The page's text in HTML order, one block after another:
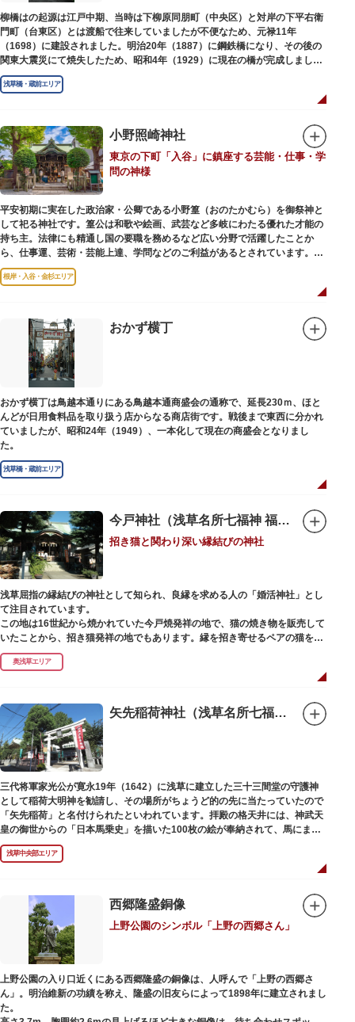
柳橋はの起源は江戸中期、当時は下柳原同朋町（中央区）と対岸の下平右衛
門町（台東区）とは渡船で往来していましたが不便なため、元禄11年
（1698）に建設されました。明治20年（1887）に鋼鉄橋になり、その後の
関東大震災にて焼失したため、昭和4年（1929）に現在の橋が完成しまし
た。
浅草橋・蔵前エリア
小野照崎神社
東京の下町「入谷」に鎮座する芸能・仕事・学
問の神様
平安初期に実在した政治家・公卿である小野篁（おのたかむら）を御祭神と
して祀る神社です。篁公は和歌や絵画、武芸など多岐にわたる優れた才能の
持ち主。法律にも精通し国の要職を務めるなど広い分野で活躍したことか
ら、仕事運、芸術・芸能上達、学問などのご利益があるとされています。
境内には、国の重要有形民俗文化財であるミニチュアの富士山「富士塚」
や、日本三大に数えられる「庚申塚」、昭和を代表する囲碁棋士・藤沢秀行
印は、うっとりするほど美しいデザインで人気を博しています。
江戸後期には、学問の神様である菅原道真公も回向院より遷され、境内にあ
る末社を含めて15柱もの神様が祀られています。俳優の渥美清が願をかけた
神社としても知られ、映画「男はつらいよ」で寅さんが首にかけているお守
りは、ここ小野照崎神社のものです。
根岸・入谷・金杉エリア
おかず横丁
おかず横丁は鳥越本通りにある鳥越本通商盛会の通称で、延長230ｍ、ほと
んどが日用食料品を取り扱う店からなる商店街です。戦後まで東西に分かれ
ていましたが、昭和24年（1949）、一本化して現在の商盛会となりまし
た。
浅草橋・蔵前エリア
今戸神社（浅草名所七福神 福禄寿）
招き猫と関わり深い縁結びの神社
浅草屈指の縁結びの神社として知られ、良縁を求める人の「婚活神社」とし
て注目されています。
この地は16世紀から焼かれていた今戸焼発祥の地で、猫の焼き物を販売して
いたことから、招き猫発祥の地でもあります。縁を招き寄せるペアの猫をモ
チーフにした絵馬や御朱印帳も人気です。
1063（康平6）年、時の奥羽鎮守府源頼朝・義家父子が祈願し鎌倉の鶴ヶ丘
末に活躍した新選組沖田総司の終焉の地の碑も佇んでいます。また、浅草名
所七福神の福禄寿が祀られており、七福神詣りの参拝客でも賑わうスポット
です。
奥浅草エリア
矢先稲荷神社（浅草名所七福神 福禄寿）
三代将軍家光公が寛永19年（1642）に浅草に建立した三十三間堂の守護神
として稲荷大明神を勧請し、その場所がちょうど的の先に当たっていたので
「矢先稲荷」と名付けられたといわれています。拝殿の格天井には、神武天
皇の御世からの「日本馬乗史」を描いた100枚の絵が奉納されて、馬にまつ
わる歴史が一目瞭然に理解できます。
浅草中央部エリア
西郷隆盛銅像
上野公園のシンボル「上野の西郷さん」
上野公園の入り口近くにある西郷隆盛の銅像は、人呼んで「上野の西郷さ
ん」。明治維新の功績を称え、隆盛の旧友らによって1898年に建立されまし
た。